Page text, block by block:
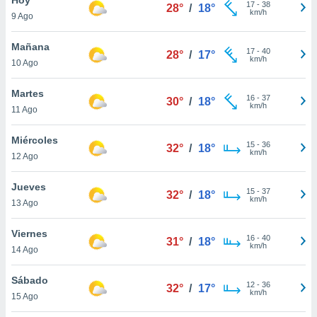
en
más
nuestra
de
cookies
aceptar
9 Ago
28° / 18° 17- 38
km/h
Mañana
10 Ago
28° / 17° 17- 40
km/h
Martes
11 Ago
30° / 18° 16- 37
km/h
Miércoles
12 Ago
32° / 18° 15- 36
km/h
Jueves
13 Ago
32° / 18° 15- 37
km/h
Viernes
14 Ago
31° / 18° 16- 40
km/h
Sábado
15 Ago
32° / 17° 12- 36
km/h